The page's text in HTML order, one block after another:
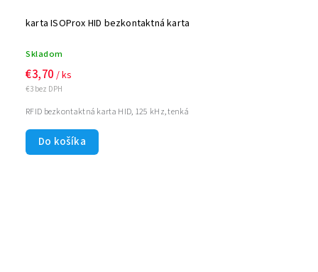
karta ISOProx HID bezkontaktná karta
Skladom
€3 bez DPH
€3,70 / ks
Do košíka
RFID bezkontaktná karta HID, 125 kHz, tenká